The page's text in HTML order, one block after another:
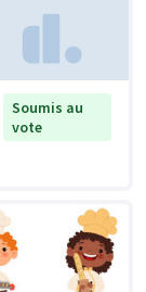
Soumis au
vote